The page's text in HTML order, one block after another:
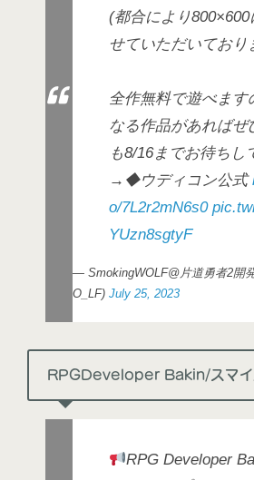
(都合により800×600
せていただいており
全作無料で遊べます
なる作品があれば
も8/16までお待ちし
→◆ウディコン公式
o/7L2r2mN6s0
YUzn8sgtyF
— SmokingWOLF@片道勇者2開
O_LF) July 25, 2023
RPGDeveloper Bakin/スマイ
RPG Developer